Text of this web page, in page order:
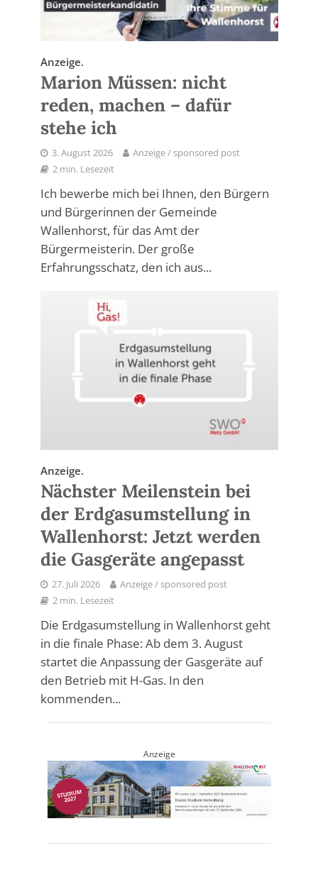
Anzeige.
Marion Müssen: nicht
reden, machen – dafür
stehe ich
3. August 2026
Anzeige / sponsored post
2 min. Lesezeit
Ich bewerbe mich bei Ihnen, den Bürgern
und Bürgerinnen der Gemeinde
Wallenhorst, für das Amt der
Bürgermeisterin. Der große
Erfahrungsschatz, den ich aus...
Anzeige.
Nächster Meilenstein bei
der Erdgasumstellung in
Wallenhorst: Jetzt werden
die Gasgeräte angepasst
27. Juli 2026
Anzeige / sponsored post
2 min. Lesezeit
Die Erdgasumstellung in Wallenhorst geht
in die finale Phase: Ab dem 3. August
startet die Anpassung der Gasgeräte auf
den Betrieb mit H-Gas. In den
kommenden...
Anzeige